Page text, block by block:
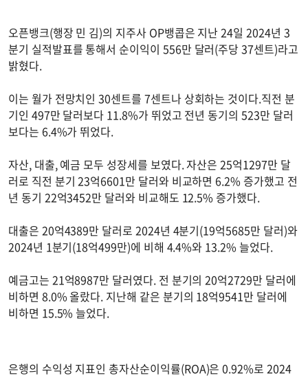
오픈뱅크(행장 민 김)의 지주사 OP뱅콥은 지난 24일 2024년 3
분기 실적발표를 통해서 순이익이 556만 달러(주당 37센트)라고
밝혔다.
이는 월가 전망치인 30센트를 7센트나 상회하는 것이다.직전 분
기인 497만 달러보다 11.8%가 뛰었고 전년 동기의 523만 달러
보다는 6.4%가 뛰었다.
자산, 대출, 예금 모두 성장세를 보였다. 자산은 25억1297만 달
러로 직전 분기 23억6601만 달러와 비교하면 6.2% 증가했고 전
년 동기 22억3452만 달러와 비교해도 12.5% 증가했다.
대출은 20억4389만 달러로 2024년 4분기(19억5685만 달러)와
2024년 1분기(18억499만)에 비해 4.4%와 13.2% 늘었다.
예금고는 21억8987만 달러였다. 전 분기의 20억2729만 달러에
비하면 8.0% 올랐다. 지난해 같은 분기의 18억9541만 달러에
비하면 15.5% 늘었다.
은행의 수익성 지표인 총자산순이익률(ROA)은 0.92%로 2024